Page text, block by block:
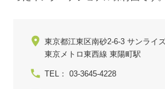
東京都江東区南砂2-6-3 サンライ
東京メトロ東西線 東陽町駅
TEL： 03-3645-4228